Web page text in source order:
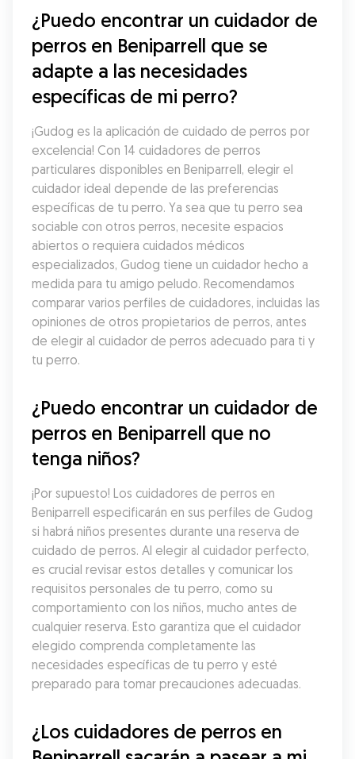
¿Puedo encontrar un cuidador de
perros en Beniparrell que se
adapte a las necesidades
específicas de mi perro?
¡Gudog es la aplicación de cuidado de perros por
excelencia! Con 14 cuidadores de perros
particulares disponibles en Beniparrell, elegir el
cuidador ideal depende de las preferencias
específicas de tu perro. Ya sea que tu perro sea
sociable con otros perros, necesite espacios
abiertos o requiera cuidados médicos
especializados, Gudog tiene un cuidador hecho a
medida para tu amigo peludo. Recomendamos
comparar varios perfiles de cuidadores, incluidas las
opiniones de otros propietarios de perros, antes
de elegir al cuidador de perros adecuado para ti y
tu perro.
¿Puedo encontrar un cuidador de
perros en Beniparrell que no
tenga niños?
¡Por supuesto! Los cuidadores de perros en
Beniparrell especificarán en sus perfiles de Gudog
si habrá niños presentes durante una reserva de
cuidado de perros. Al elegir al cuidador perfecto,
es crucial revisar estos detalles y comunicar los
requisitos personales de tu perro, como su
comportamiento con los niños, mucho antes de
cualquier reserva. Esto garantiza que el cuidador
elegido comprenda completamente las
necesidades específicas de tu perro y esté
preparado para tomar precauciones adecuadas.
¿Los cuidadores de perros en